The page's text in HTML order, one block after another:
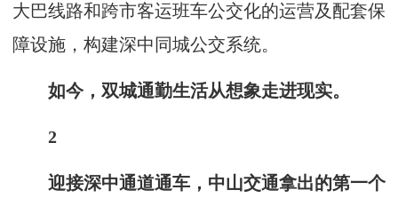
大巴线路和跨市客运班车公交化的运营及配套保
障设施，构建深中同城公交系统。
如今，双城通勤生活从想象走进现实。
2
迎接深中通道通车，中山交通拿出的第一个